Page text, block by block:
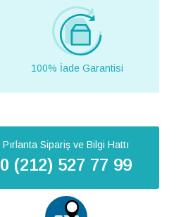
100% İade Garantisi
Pırlanta Sipariş ve Bilgi Hattı
0 (212) 527 77 99